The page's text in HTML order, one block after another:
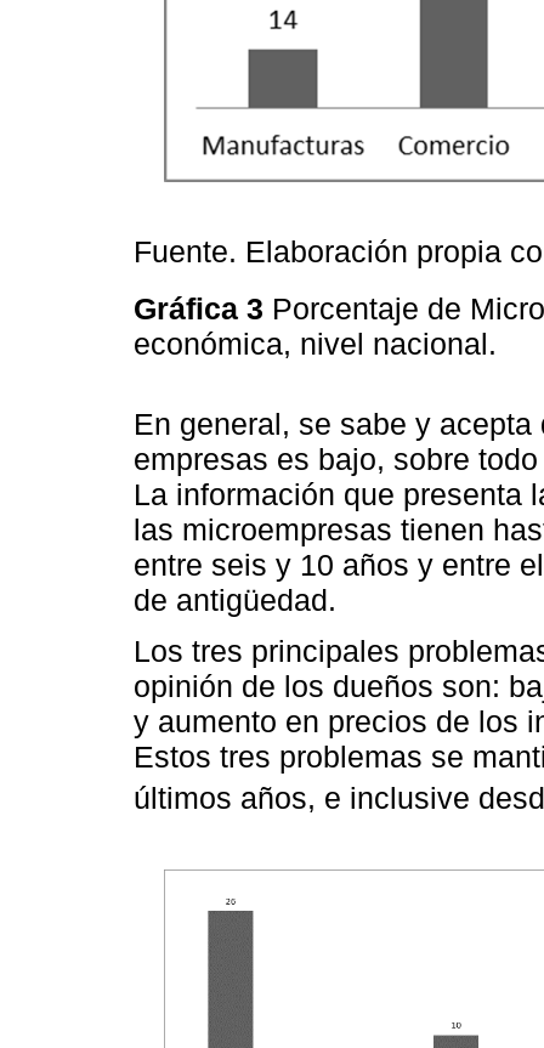
Fuente. Elaboración propia
Gráfica 3 Porcentaje de
económica, nivel nacional.
En general, se sabe y
empresas es bajo, sobre
La información que presenta
las microempresas tienen
entre seis y 10 años y entre
de antigüedad.
Los tres principales
opinión de los dueños son:
y aumento en precios de los
Estos tres problemas se
últimos años, e inclusive